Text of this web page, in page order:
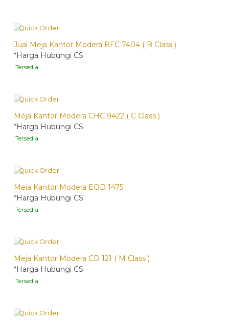
Quick Order
Jual Meja Kantor Modera BFC 7404 ( B Class )
*Harga Hubungi CS
Tersedia
Quick Order
Meja Kantor Modera CHC 9422 ( C Class )
*Harga Hubungi CS
Tersedia
Quick Order
Meja Kantor Modera EOD 1475
*Harga Hubungi CS
Tersedia
Quick Order
Meja Kantor Modera CD 121 ( M Class )
*Harga Hubungi CS
Tersedia
Quick Order